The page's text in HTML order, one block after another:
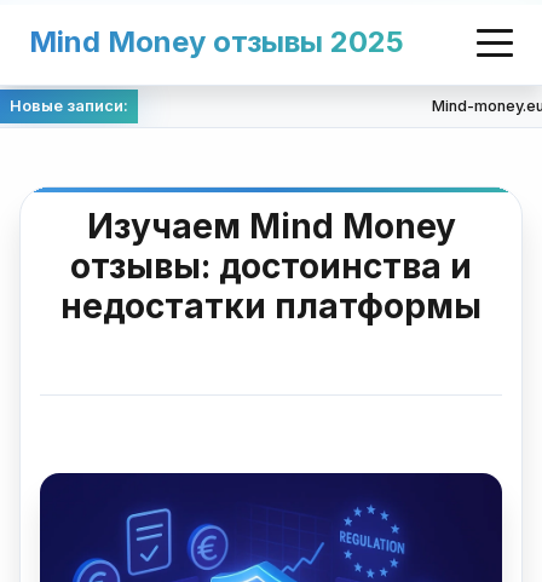
Mind Money отзывы 2025
Новые записи: Mind-money.eu:
Изучаем Mind Money
отзывы: достоинства и
недостатки платформы